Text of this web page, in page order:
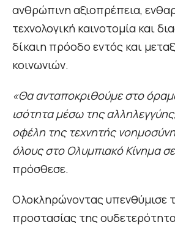
ανθρώπινη αξιοπρέπεια,
τεχνολογική καινοτομία και
δίκαιη πρόοδο εντός και
κοινωνιών.
«Θα ανταποκριθούμε στο
ισότητα μέσω της
οφέλη της τεχνητής
όλους στο Ολυμπιακό Κίνημα
πρόσθεσε.
Ολοκληρώνοντας υπενθύμισε
προστασίας της